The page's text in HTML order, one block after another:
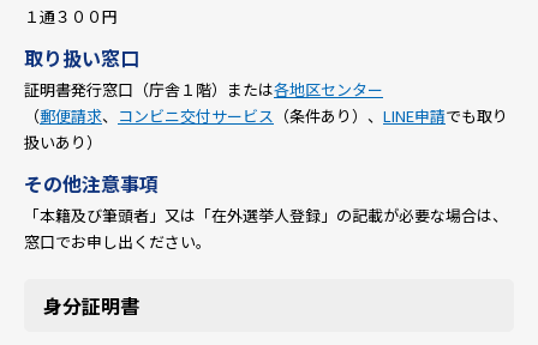
１通３００円
取り扱い窓口
証明書発行窓口（庁舎１階）または各地区センター
（郵便請求、 コンビニ交付サービス （条件あり）、 LINE申請でも取り
扱いあり）
その他注意事項
「本籍及び筆頭者」又は「在外選挙人登録」の記載が必要な場合は、
窓口でお申し出ください。
身分証明書